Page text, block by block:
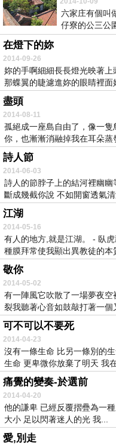
六家庄有個叫
仔寮的公三公
子...
在燈下的妳
2014-09-26
妳的手啊細細長長燈光映著
那蝶翼的睫濾進妳的眼睛裡面
盡頭
2014-08-11
孤絕成一座島自由了，像一
你，也漸漸消融掉我在耳朵蒸
詩人節
2014-06-03
詩人的節脖子上的結河裡幽
斷成幾截你說 不如開窗透氣清
江湖
2014-05-16
有人的地方,就是江湖。 - 臥
種膜拜常使我顯出異教徒的本
敬你
2014-05-02
有一陣風它吹散了一場夢夜
裂我聽著心音如鼓敲打著一個
可不可以不要死
2014-04-23
沒有一條生命 比另一條別的
生命 更卑微你放棄了明天 我
痛覺的變奏-於選前
2014-04-20
他的謙卑 已經反覆摺疊為一
大小 足以閃著迷人的光 我...
愛,別走